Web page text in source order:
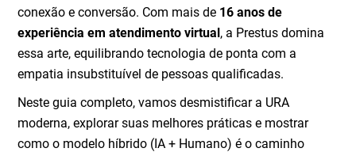
conexão e conversão. Com mais de 16 anos de
experiência em atendimento virtual, a Prestus domina
essa arte, equilibrando tecnologia de ponta com a
empatia insubstituível de pessoas qualificadas.
Neste guia completo, vamos desmistificar a URA
moderna, explorar suas melhores práticas e mostrar
como o modelo híbrido (IA + Humano) é o caminho